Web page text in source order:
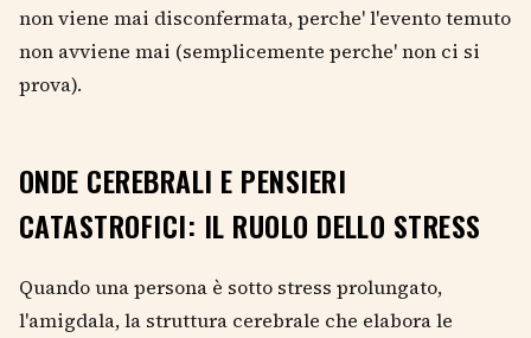
non viene mai disconfermata, perche' l'evento temuto
non avviene mai (semplicemente perche' non ci si
prova).
ONDE CEREBRALI E PENSIERI
CATASTROFICI: IL RUOLO DELLO STRESS
Quando una persona è sotto stress prolungato,
l'amigdala, la struttura cerebrale che elabora le